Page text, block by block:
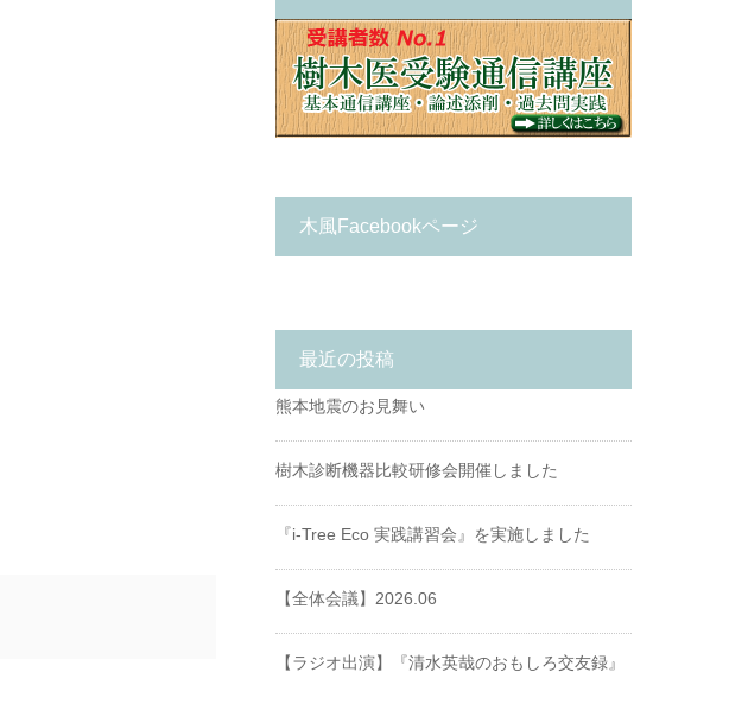
木風Facebookページ
最近の投稿
熊本地震のお見舞い
樹木診断機器比較研修会開催しました
『i-Tree Eco 実践講習会』を実施しました
【全体会議】2026.06
【ラジオ出演】『清水英哉のおもしろ交友録』